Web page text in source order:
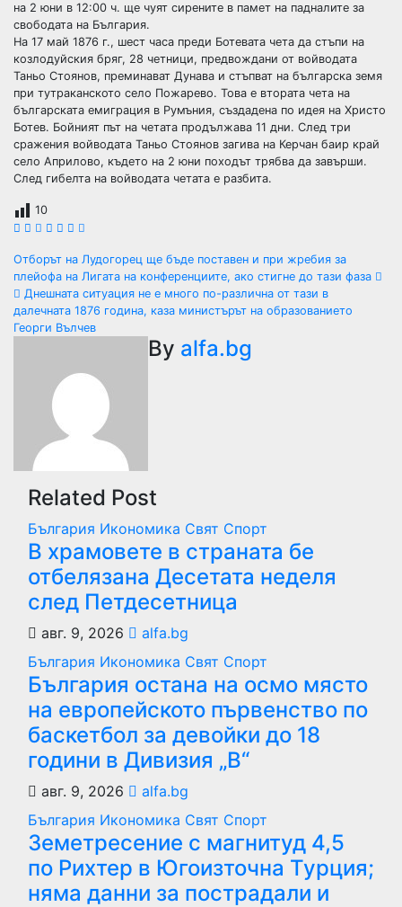
на 2 юни в 12:00 ч. ще чуят сирените в памет на падналите за
свободата на България.
На 17 май 1876 г., шест часа преди Ботевата чета да стъпи на
козлодуйския бряг, 28 четници, предвождани от войводата
Таньо Стоянов, преминават Дунава и стъпват на българска земя
при тутраканското село Пожарево. Това е втората чета на
българската емиграция в Румъния, създадена по идея на Христо
Ботев. Бойният път на четата продължава 11 дни. След три
сражения войводата Таньо Стоянов загива на Керчан баир край
село Априлово, където на 2 юни походът трябва да завърши.
След гибелта на войводата четата е разбита.
10
Навигация
Отборът на Лудогорец ще бъде поставен и при жребия за
плейофа на Лигата на конференциите, ако стигне до тази фаза
Днешната ситуация не е много по-различна от тази в
далечната 1876 година, каза министърът на образованието
Георги Вълчев
By alfa.bg
Related Post
България Икономика Свят Спорт
В храмовете в страната бе
отбелязана Десетата неделя
след Петдесетница
авг. 9, 2026
alfa.bg
България Икономика Свят Спорт
България остана на осмо място
на европейското първенство по
баскетбол за девойки до 18
години в Дивизия „В“
авг. 9, 2026
alfa.bg
България Икономика Свят Спорт
Земетресение с магнитуд 4,5
по Рихтер в Югоизточна Турция;
няма данни за пострадали и